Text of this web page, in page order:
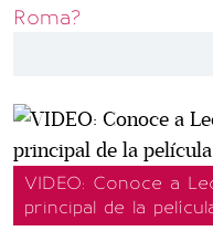
Roma?
VIDEO: Conoce a
principal de la